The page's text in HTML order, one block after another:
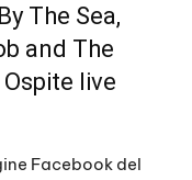
The Sea,
and The
live
Facebook del